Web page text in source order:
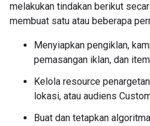
melakukan tindakan berikut
membuat satu atau beberapa
Menyiapkan pengiklan,
pemasangan iklan, dan
Kelola resource
lokasi, atau audiens
Buat dan tetapkan